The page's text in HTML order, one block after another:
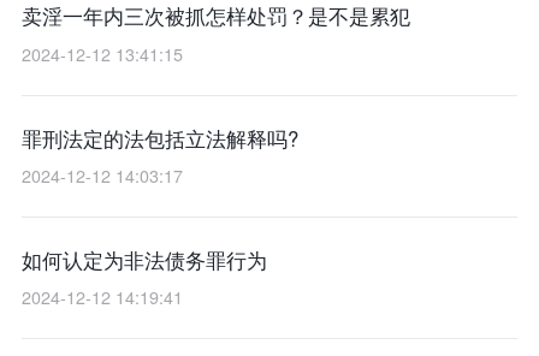
卖淫一年内三次被抓怎样处罚？是不是累犯
2024-12-12 13:41:15
罪刑法定的法包括立法解释吗?
2024-12-12 14:03:17
如何认定为非法债务罪行为
2024-12-12 14:19:41